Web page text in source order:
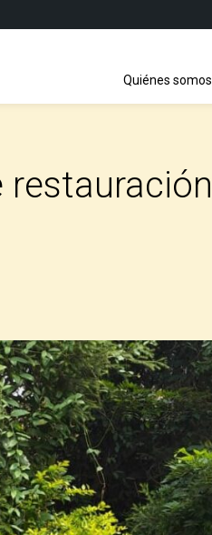
Quiénes somos
restauración